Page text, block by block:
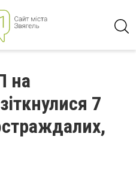
на
7